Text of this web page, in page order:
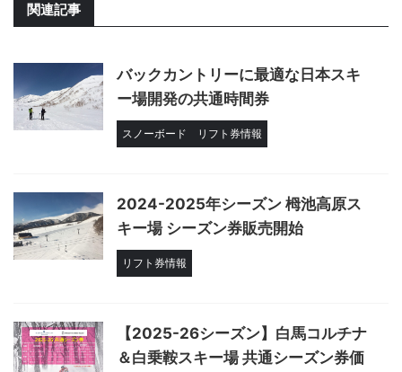
関連記事
バックカントリーに最適な日本スキ
ー場開発の共通時間券
スノーボード リフト券情報
2024-2025年シーズン 栂池高原ス
キー場 シーズン券販売開始
リフト券情報
【2025-26シーズン】白馬コルチナ
＆白乗鞍スキー場 共通シーズン券価